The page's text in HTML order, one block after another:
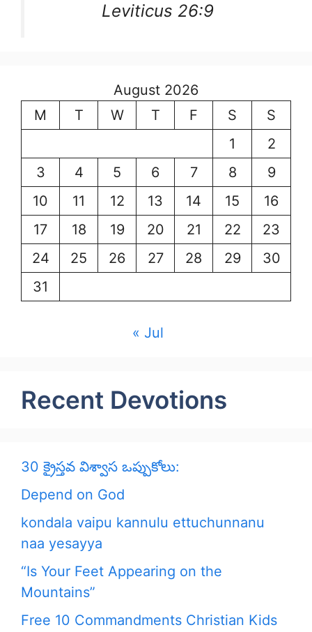
Leviticus 26:9
August 2026
M
T W T F S
S
1
2
3
4 5 6 7 8
9
10
11 12 13 14 15
16
17
18 19 20 21 22
23
24
25 26 27 28 29
30
31
« Jul
Recent Devotions
30 క్రైస్తవ విశ్వాస ఒప్పుకోలు:
Depend on God
kondala vaipu kannulu ettuchunnanu
naa yesayya
“Is Your Feet Appearing on the
Mountains”
Free 10 Commandments Christian Kids